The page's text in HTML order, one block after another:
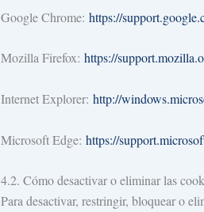
Google Chrome: https://
Mozilla Firefox: https://
Internet Explorer: http://
Microsoft Edge: https://
4.2. Cómo desactivar o eliminar las
Para desactivar, restringir, bloquear o